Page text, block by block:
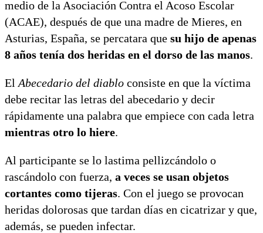
medio de la Asociación Contra el Acoso Escolar
(ACAE), después de que una madre de Mieres, en
Asturias, España, se percatara que su hijo de apenas
8 años tenía dos heridas en el dorso de las manos.
El Abecedario del diablo consiste en que la víctima
debe recitar las letras del abecedario y decir
rápidamente una palabra que empiece con cada letra
mientras otro lo hiere.
Al participante se lo lastima pellizcándolo o
rascándolo con fuerza, a veces se usan objetos
cortantes como tijeras. Con el juego se provocan
heridas dolorosas que tardan días en cicatrizar y que,
además, se pueden infectar.